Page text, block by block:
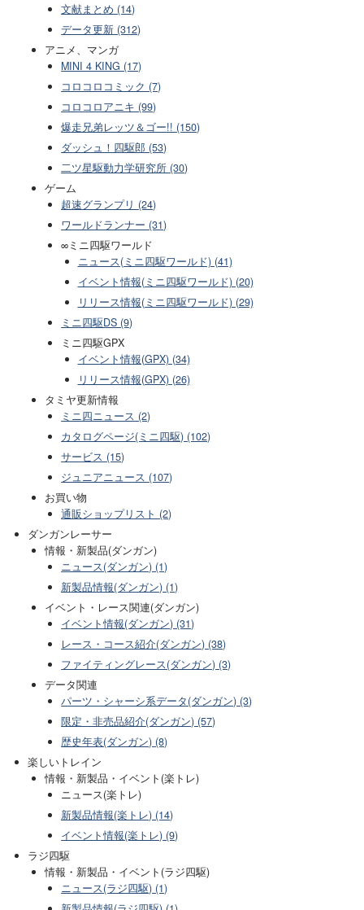
文献まとめ (14)
データ更新 (312)
アニメ、マンガ
MINI 4 KING (17)
コロコロコミック (7)
コロコロアニキ (99)
爆走兄弟レッツ＆ゴー!! (150)
ダッシュ！四駆郎 (53)
二ツ星駆動力学研究所 (30)
ゲーム
超速グランプリ (24)
ワールドランナー (31)
∞ミニ四駆ワールド
ニュース(ミニ四駆ワールド) (41)
イベント情報(ミニ四駆ワールド) (20)
リリース情報(ミニ四駆ワールド) (29)
ミニ四駆DS (9)
ミニ四駆GPX
イベント情報(GPX) (34)
リリース情報(GPX) (26)
タミヤ更新情報
ミニ四ニュース (2)
カタログページ(ミニ四駆) (102)
サービス (15)
ジュニアニュース (107)
お買い物
通販ショップリスト (2)
ダンガンレーサー
情報・新製品(ダンガン)
ニュース(ダンガン) (1)
新製品情報(ダンガン) (1)
イベント・レース関連(ダンガン)
イベント情報(ダンガン) (31)
レース・コース紹介(ダンガン) (38)
ファイティングレース(ダンガン) (3)
データ関連
パーツ・シャーシ系データ(ダンガン) (3)
限定・非売品紹介(ダンガン) (57)
歴史年表(ダンガン) (8)
楽しいトレイン
情報・新製品・イベント(楽トレ)
ニュース(楽トレ)
新製品情報(楽トレ) (14)
イベント情報(楽トレ) (9)
ラジ四駆
情報・新製品・イベント(ラジ四駆)
ニュース(ラジ四駆) (1)